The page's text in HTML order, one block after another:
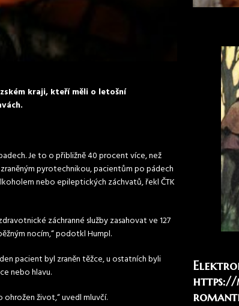
kraji, kteří měli o letošní
Je to o přibližně 40 procent více, než
pyrotechnikou, pacientům po pádech
nebo epileptických záchvatů, řekl ČTK
záchranné služby zasahovat ve 127
nocím,“ podotkl Humpl.
pacient byl zraněn těžce, u ostatních byli
nebo hlavu.
život,“ uvedl mluvčí.
https://